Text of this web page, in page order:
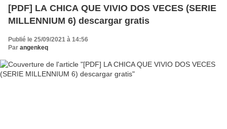
[PDF] LA CHICA QUE VIVIO DOS VECES (SERIE
MILLENNIUM 6) descargar gratis
Publié le 25/09/2021 à 14:56
Par angenkeq